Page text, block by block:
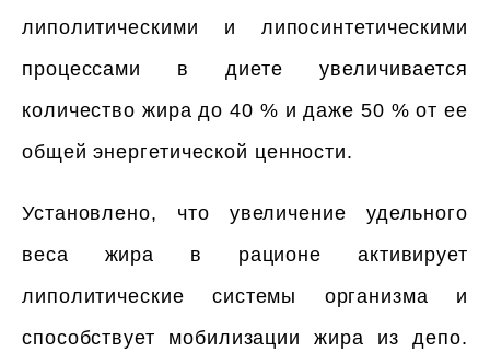
липолитическими и липосинтетическими
процессами в диете увеличивается
количество жира до 40 % и даже 50 % от ее
общей энергетической ценности.
Установлено, что увеличение удельного
веса жира в рационе активирует
липолитические системы организма и
способствует мобилизации жира из депо.